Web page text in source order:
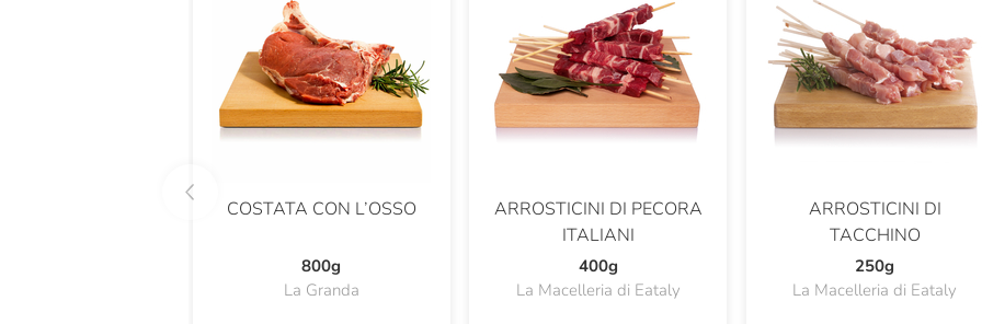
COSTATA CON L’OSSO
800g
La Granda
ARROSTICINI DI PECORA
ITALIANI
400g
La Macelleria di Eataly
ARROSTICINI DI
TACCHINO
250g
La Macelleria di Eataly